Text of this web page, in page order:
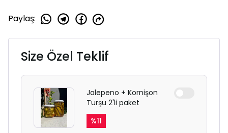
Paylaş:
Size Özel Teklif
Jalepeno + Kornişon
Turşu 2'li paket
%11